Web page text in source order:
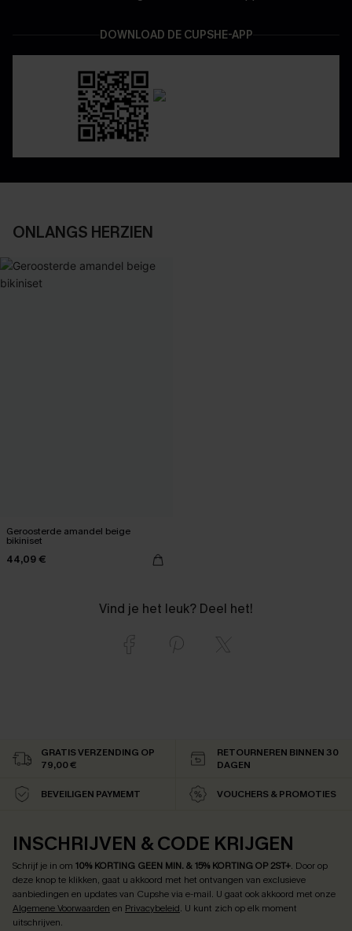
DOWNLOAD DE CUPSHE-APP
ONLANGS HERZIEN
Geroosterde amandel beige
bikiniset
44,09 €
Vind je het leuk? Deel het!
GRATIS VERZENDING OP
79,00 €
RETOURNEREN BINNEN 30
DAGEN
BEVEILIGEN PAYMEMT VOUCHERS & PROMOTIES
INSCHRIJVEN & CODE KRIJGEN
Schrijf je in om 10% KORTING GEEN MIN. & 15% KORTING OP 2ST+. Door op
deze knop te klikken, gaat u akkoord met het ontvangen van exclusieve
aanbiedingen en updates van Cupshe via e-mail. U gaat ook akkoord met onze
Algemene Voorwaarden en Privacybeleid. U kunt zich op elk moment
uitschrijven.